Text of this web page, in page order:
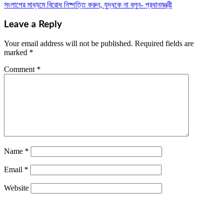
navigation
সংলাপের মাধ্যমে বিরোধ নিষ্পত্তি করুন, যুদ্ধকে না বলুন- প্রধানমন্ত্রী
Leave a Reply
Your email address will not be published. Required fields are
marked *
Comment *
Name *
Email *
Website